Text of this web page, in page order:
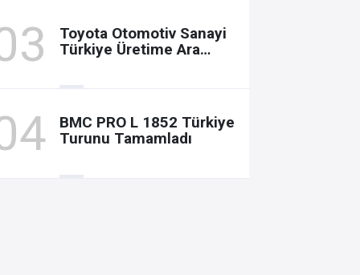
Toyota Otomotiv Sanayi
Türkiye Üretime Ara
BMC PRO L 1852 Türkiye
Turunu Tamamladı